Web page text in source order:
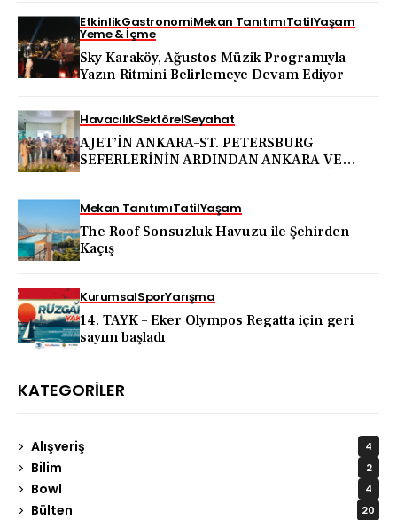
EtkinlikGastronomiMekan TanıtımıTatilYaşam
Yeme & İçme
Sky Karaköy, Ağustos Müzik Programıyla
Yazın Ritmini Belirlemeye Devam Ediyor
HavacılıkSektörelSeyahat
AJET’İN ANKARA–ST. PETERSBURG
SEFERLERİNİN ARDINDAN ANKARA VE
Mekan TanıtımıTatilYaşam
The Roof Sonsuzluk Havuzu ile Şehirden
Kaçış
KurumsalSporYarışma
14. TAYK – Eker Olympos Regatta için geri
sayım başladı
KATEGORILER
Alışveriş 4
Bilim 2
Bowl 4
Bülten 20